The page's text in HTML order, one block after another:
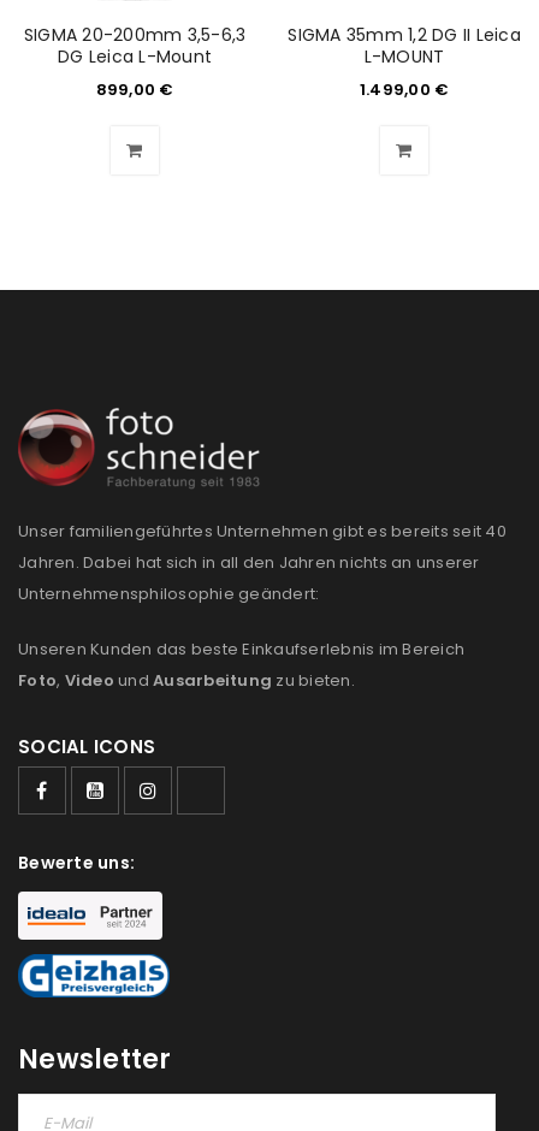
SIGMA 20-200mm 3,5-6,3
DG Leica L-Mount
899,00 €
SIGMA 35mm 1,2 DG II Leica
L-MOUNT
1.499,00 €
Unser familiengeführtes Unternehmen gibt es bereits seit 40
Jahren. Dabei hat sich in all den Jahren nichts an unserer
Unternehmensphilosophie geändert:
Unseren Kunden das beste Einkaufserlebnis im Bereich
Foto, Video und Ausarbeitung zu bieten.
SOCIAL ICONS
Bewerte uns:
Newsletter